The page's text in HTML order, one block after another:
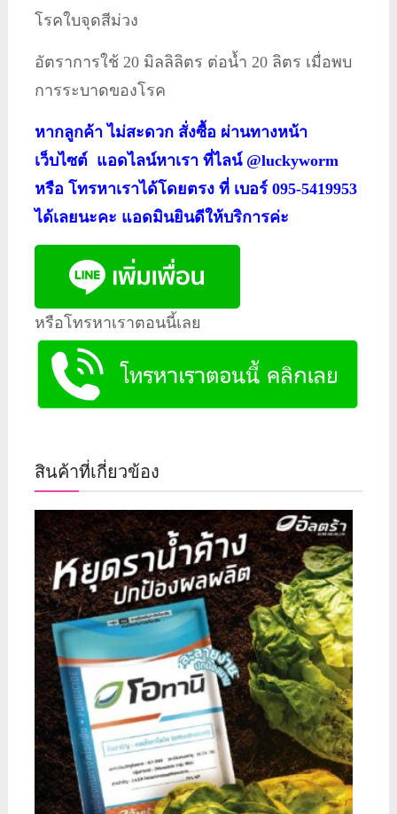
โรคใบจุดสีม่วง
อัตราการใช้ 20 มิลลิลิตร ต่อน้ำ 20 ลิตร เมื่อพบ
การระบาดของโรค
หากลูกค้า ไม่สะดวก สั่งซื้อ ผ่านทางหน้า
เว็บไซต์ แอดไลน์หาเรา ที่ไลน์ @luckyworm
หรือ โทรหาเราได้โดยตรง ที่ เบอร์ 095-5419953
ได้เลยนะคะ แอดมินยินดีให้บริการค่ะ
หรือโทรหาเราตอนนี้เลย
สินค้าที่เกี่ยวข้อง